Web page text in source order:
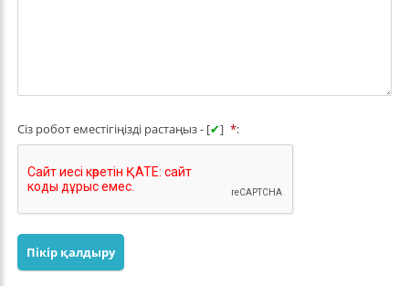
Сіз робот еместігіңізді растаңыз - [✔] *:
Пікір қалдыру